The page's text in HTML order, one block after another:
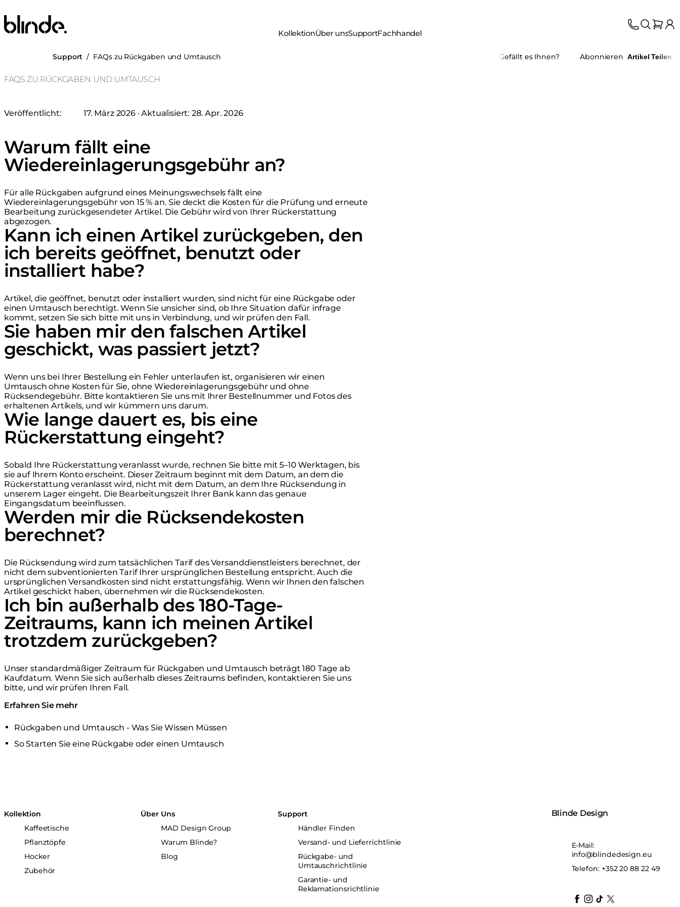
Blinde Design
KollektionÜber unsSupportFachhandel
Support / FAQs zu Rückgaben und Umtausch Gefällt es Ihnen? Abonnieren Artikel Teilen
FAQS ZU RÜCKGABEN UND UMTAUSCH
Veröffentlicht: 17. März 2026· Aktualisiert: 28. Apr. 2026
Warum fällt eine
Wiedereinlagerungsgebühr an?
Für alle Rückgaben aufgrund eines Meinungswechsels fällt eine
Wiedereinlagerungsgebühr von 15 % an. Sie deckt die Kosten für die Prüfung und erneute
Bearbeitung zurückgesendeter Artikel. Die Gebühr wird von Ihrer Rückerstattung
abgezogen.
Kann ich einen Artikel zurückgeben, den
ich bereits geöffnet, benutzt oder
installiert habe?
Artikel, die geöffnet, benutzt oder installiert wurden, sind nicht für eine Rückgabe oder
einen Umtausch berechtigt. Wenn Sie unsicher sind, ob Ihre Situation dafür infrage
kommt, setzen Sie sich bitte mit uns in Verbindung, und wir prüfen den Fall.
Sie haben mir den falschen Artikel
geschickt, was passiert jetzt?
Wenn uns bei Ihrer Bestellung ein Fehler unterlaufen ist, organisieren wir einen
Umtausch ohne Kosten für Sie, ohne Wiedereinlagerungsgebühr und ohne
Rücksendegebühr. Bitte kontaktieren Sie uns mit Ihrer Bestellnummer und Fotos des
erhaltenen Artikels, und wir kümmern uns darum.
Wie lange dauert es, bis eine
Rückerstattung eingeht?
Sobald Ihre Rückerstattung veranlasst wurde, rechnen Sie bitte mit 5–10 Werktagen, bis
sie auf Ihrem Konto erscheint. Dieser Zeitraum beginnt mit dem Datum, an dem die
Rückerstattung veranlasst wird, nicht mit dem Datum, an dem Ihre Rücksendung in
unserem Lager eingeht. Die Bearbeitungszeit Ihrer Bank kann das genaue
Eingangsdatum beeinflussen.
Werden mir die Rücksendekosten
berechnet?
Die Rücksendung wird zum tatsächlichen Tarif des Versanddienstleisters berechnet, der
nicht dem subventionierten Tarif Ihrer ursprünglichen Bestellung entspricht. Auch die
ursprünglichen Versandkosten sind nicht erstattungsfähig. Wenn wir Ihnen den falschen
Artikel geschickt haben, übernehmen wir die Rücksendekosten.
Ich bin außerhalb des 180-Tage-
Zeitraums, kann ich meinen Artikel
trotzdem zurückgeben?
Unser standardmäßiger Zeitraum für Rückgaben und Umtausch beträgt 180 Tage ab
Kaufdatum. Wenn Sie sich außerhalb dieses Zeitraums befinden, kontaktieren Sie uns
bitte, und wir prüfen Ihren Fall.
Erfahren Sie mehr
Rückgaben und Umtausch - Was Sie Wissen Müssen
So Starten Sie eine Rückgabe oder einen Umtausch
Kollektion
Kaffeetische
Pflanztöpfe
Hocker
Zubehör
Über Uns
MAD Design Group
Warum Blinde?
Blog
Support
Händler Finden
Versand- und Lieferrichtlinie
Rückgabe- und
Umtauschrichtlinie
Garantie- und
Reklamationsrichtlinie
Blinde Design
E-Mail:
info@blindedesign.eu
Telefon: +352 20 88 22 49
blindedesign
blindedesign
blindedesign
blinde-design
blindedesign